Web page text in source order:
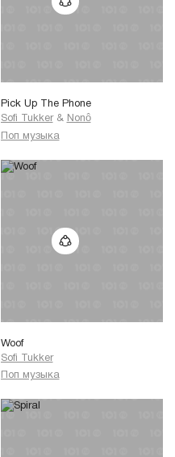
Pick Up The Phone
Sofi Tukker & Nonô
Поп музыка
Woof
Sofi Tukker
Поп музыка